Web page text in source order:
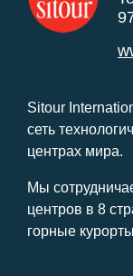
Sitour
сеть
центрах мира.
Мы
центров в 8
горные